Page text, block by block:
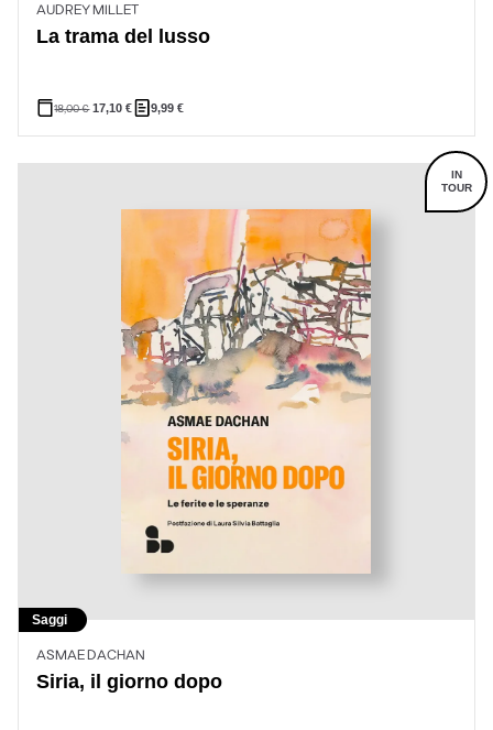
AUDREY MILLET
La trama del lusso
18,00€ 17,10€ 9,99 €
IN
TOUR
Saggi
ASMAE DACHAN
Siria, il giorno dopo